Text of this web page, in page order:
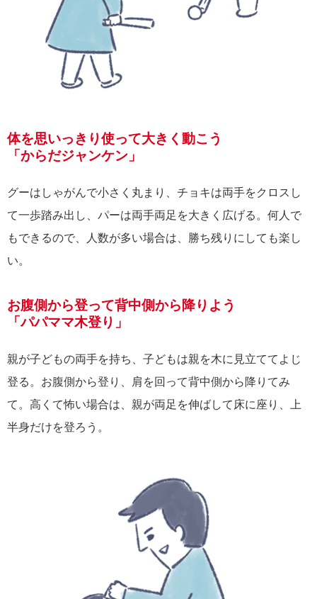
体を思いっきり使って大きく動こう
「からだジャンケン」
グーはしゃがんで小さく丸まり、チョキは両手をクロスし
て一歩踏み出し、パーは両手両足を大きく広げる。何人で
もできるので、人数が多い場合は、勝ち残りにしても楽し
い。
お腹側から登って背中側から降りよう
「パパママ木登り」
親が子どもの両手を持ち、子どもは親を木に見立ててよじ
登る。お腹側から登り、肩を回って背中側から降りてみ
て。高くて怖い場合は、親が両足を伸ばして床に座り、上
半身だけを登ろう。